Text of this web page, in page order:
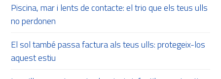
Piscina, mar i lents de contacte: el trio que els teus ulls
no perdonen
El sol també passa factura als teus ulls: protegeix-los
aquest estiu